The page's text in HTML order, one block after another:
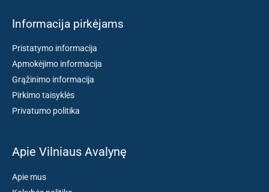
Informacija pirkėjams
Pristatymo informacija
Apmokėjimo informacija
Grąžinimo informacija
Pirkimo taisyklės
Privatumo politika
Apie Vilniaus Avalynę
Apie mus